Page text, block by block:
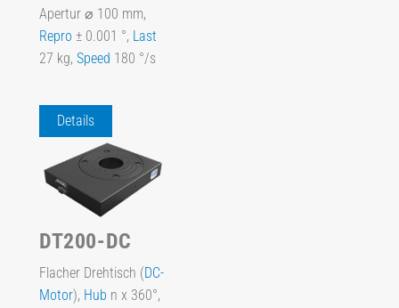
Apertur ⌀ 100 mm,
Repro ± 0.001 °, Last
27 kg, Speed 180 °/s
Details
DT200-DC
Flacher Drehtisch (DC-
Motor), Hub n x 360°,